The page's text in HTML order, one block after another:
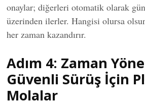
onaylar; diğerleri otomatik olarak
üzerinden ilerler. Hangisi olursa
her zaman kazandırır.
Adım 4: Zaman
Güvenli Sürüş İçin
Molalar